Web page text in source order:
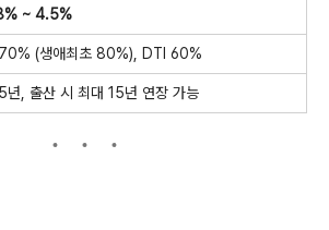
~ 4.5%
(생애최초 80%), DTI 60%
년, 출산 시 최대 15년 연장 가능